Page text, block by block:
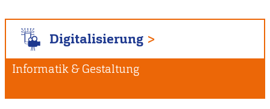
Digitalisierung
Informatik & Gestaltung